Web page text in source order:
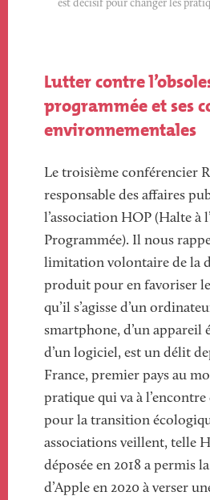
est décisif pour changer les
Lutter contre
programmée et ses
environnementales
Le troisième conférencier
responsable des affaires
l’association HOP (Halte à
Programmée). Il nous
limitation volontaire de la
produit pour en favoriser
qu’il s’agisse d’un
smartphone, d’un appareil
d’un logiciel, est un délit
France, premier pays au
pratique qui va à l’encontre
pour la transition
associations veillent, telle
déposée en 2018 a permis
d’Apple en 2020 à verser